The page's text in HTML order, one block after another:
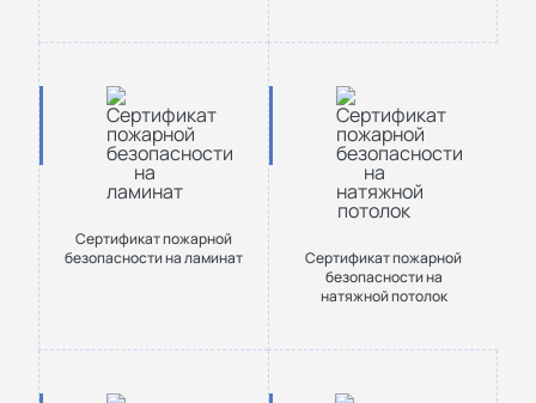
Сертификат пожарной
безопасности на ламинат
Сертификат пожарной
безопасности на
натяжной потолок